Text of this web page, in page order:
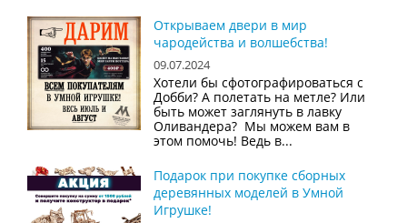
Открываем двери в мир
чародейства и волшебства!
09.07.2024
Хотели бы сфотографироваться с
Добби? А полетать на метле? Или
быть может заглянуть в лавку
Оливандера? Мы можем вам в
этом помочь! Ведь в...
Подарок при покупке сборных
деревянных моделей в Умной
Игрушке!